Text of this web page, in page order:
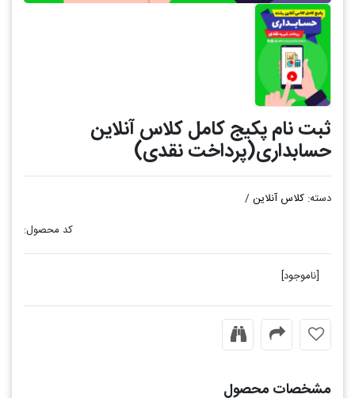
ثبت نام پکیج کامل کلاس آنلاین
حسابداری(پرداخت نقدی)
دسته: کلاس آنلاین/
کد محصول:
[ناموجود]
مشخصات محصول